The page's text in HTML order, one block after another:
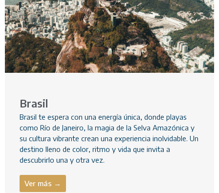
Brasil
Brasil te espera con una energía única, donde playas
como Río de Janeiro, la magia de la Selva Amazónica y
su cultura vibrante crean una experiencia inolvidable. Un
destino lleno de color, ritmo y vida que invita a
descubrirlo una y otra vez.
Ver más →